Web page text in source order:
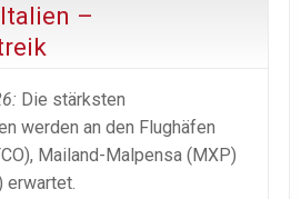
–
Die stärksten
werden an den Flughäfen
Mailand-Malpensa (MXP)
erwartet.